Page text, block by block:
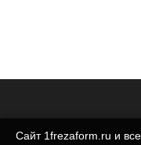
Сайт 1frezaform.ru и